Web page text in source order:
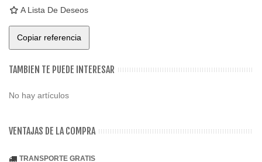
A Lista De Deseos
Copiar referencia
TAMBIEN TE PUEDE INTERESAR
No hay artículos
VENTAJAS DE LA COMPRA
TRANSPORTE GRATIS